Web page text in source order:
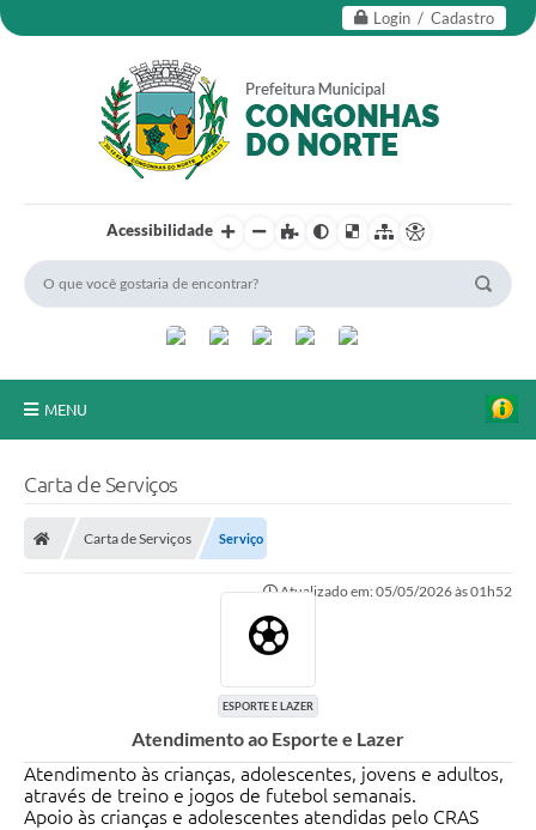
Login / Cadastro
Acessibilidade
MENU
Telefones Úteis
Carta de Serviços
Carta de Serviços Serviço
Atualizado em: 05/05/2026 às 01h52
ESPORTE E LAZER
Atendimento ao Esporte e Lazer
Atendimento às crianças, adolescentes, jovens e adultos,
através de treino e jogos de futebol semanais.
Apoio às crianças e adolescentes atendidas pelo CRAS